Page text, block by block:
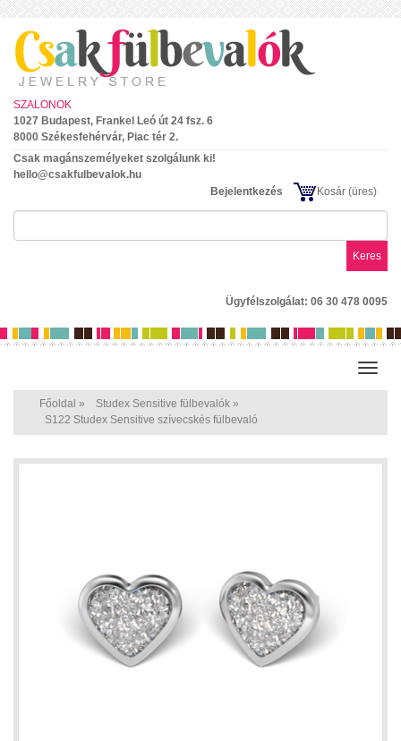
SZALONOK
1027 Budapest, Frankel Leó út 24 fsz. 6
8000 Székesfehérvár, Piac tér 2.
Csak magánszemélyeket szolgálunk ki!
hello@csakfulbevalok.hu
Bejelentkezés
Kosár (üres)
Keres
Ügyfélszolgálat: 06 30 478 0095
Főoldal » Studex Sensitive fülbevalók »
S122 Studex Sensitive szívecskés fülbevaló